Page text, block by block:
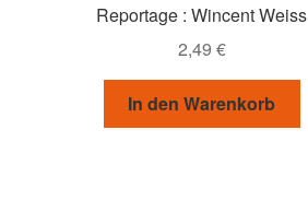
Reportage : Wincent Weiss
2,49 €
In den Warenkorb